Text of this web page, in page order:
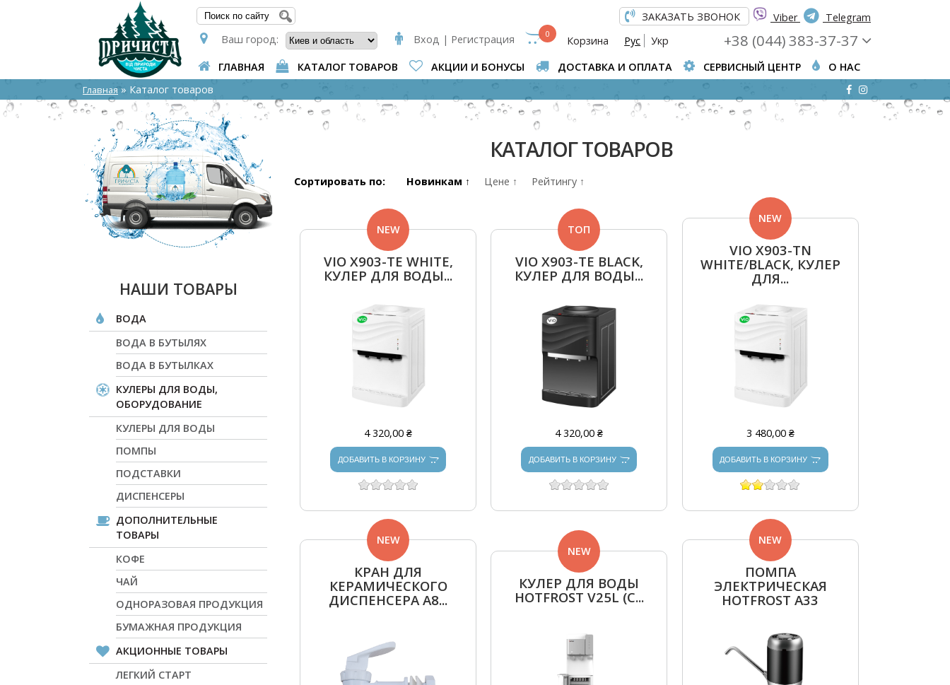
ФОРМА ПОИСКА Viber Telegram
ЗАКАЗАТЬ ЗВОНОК
Ваш город:
Вход | Регистрация 0
Корзина Рус Укр +38 (044) 383-37-37
ГЛАВНАЯ КАТАЛОГ ТОВАРОВ АКЦИИ И БОНУСЫ ДОСТАВКА И ОПЛАТА СЕРВИСНЫЙ ЦЕНТР О НАС
Главная » Каталог товаров
НАШИ ТОВАРЫ
ВОДА
ВОДА В БУТЫЛЯХ
ВОДА В БУТЫЛКАХ
КУЛЕРЫ ДЛЯ ВОДЫ,
ОБОРУДОВАНИЕ
КУЛЕРЫ ДЛЯ ВОДЫ
ПОМПЫ
ПОДСТАВКИ
ДИСПЕНСЕРЫ
ДОПОЛНИТЕЛЬНЫЕ
ТОВАРЫ
КОФЕ
ЧАЙ
ОДНОРАЗОВАЯ ПРОДУКЦИЯ
БУМАЖНАЯ ПРОДУКЦИЯ
АКЦИОННЫЕ ТОВАРЫ
ЛЕГКИЙ СТАРТ
КАТАЛОГ ТОВАРОВ
Сортировать по: Новинкам ↑ Цене ↑ Рейтингу ↑
VIO Х903-TЕ WHITE,
КУЛЕР ДЛЯ ВОДЫ...
NEW
4 320,00 ₴
ДОБАВИТЬ В КОРЗИНУ
VIO Х903-TЕ BLACK,
КУЛЕР ДЛЯ ВОДЫ...
ТОП
4 320,00 ₴
ДОБАВИТЬ В КОРЗИНУ
VIO Х903-TN
WHITE/BLACK, КУЛЕР
ДЛЯ...
NEW
3 480,00 ₴
ДОБАВИТЬ В КОРЗИНУ
КРАН ДЛЯ
КЕРАМИЧЕСКОГО
ДИСПЕНСЕРА А8...
NEW
КУЛЕР ДЛЯ ВОДЫ
HOTFROST V25L (С...
NEW
ПОМПА
ЭЛЕКТРИЧЕСКАЯ
HOTFROST A33
NEW